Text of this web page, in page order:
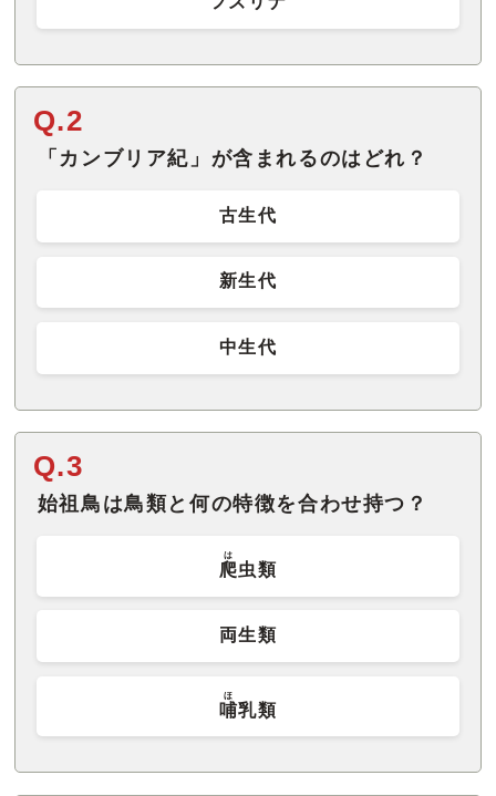
Q.2
「カンブリア紀」が含まれるのはどれ？
古生代
新生代
中生代
Q.3
始祖鳥は鳥類と何の特徴を合わせ持つ？
爬
は
虫類
両生類
哺
ほ
乳類